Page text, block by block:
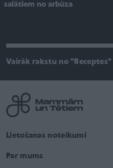
salātiem no arbūza
Vairāk rakstu no "Receptes"
Lietošanas noteikumi
Par mums